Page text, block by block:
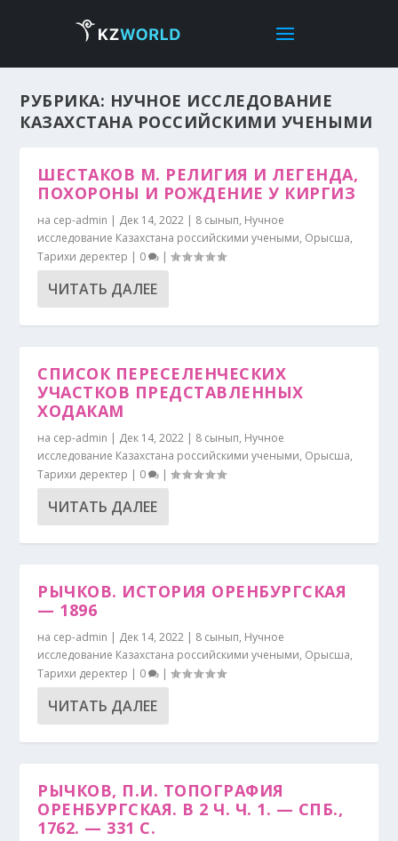
РУБРИКА: НУЧНОЕ ИССЛЕДОВАНИЕ
КАЗАХСТАНА РОССИЙСКИМИ УЧЕНЫМИ
ШЕСТАКОВ М. РЕЛИГИЯ И ЛЕГЕНДА,
ПОХОРОНЫ И РОЖДЕНИЕ У КИРГИЗ
на cep-admin | Дек 14, 2022 | 8 сынып, Нучное
исследование Казахстана российскими учеными, Орысша,
Тарихи деректер | 0 |
ЧИТАТЬ ДАЛЕЕ
СПИСОК ПЕРЕСЕЛЕНЧЕСКИХ
УЧАСТКОВ ПРЕДСТАВЛЕННЫХ
ХОДАКАМ
на cep-admin | Дек 14, 2022 | 8 сынып, Нучное
исследование Казахстана российскими учеными, Орысша,
Тарихи деректер | 0 |
ЧИТАТЬ ДАЛЕЕ
РЫЧКОВ. ИСТОРИЯ ОРЕНБУРГСКАЯ
— 1896
на cep-admin | Дек 14, 2022 | 8 сынып, Нучное
исследование Казахстана российскими учеными, Орысша,
Тарихи деректер | 0 |
ЧИТАТЬ ДАЛЕЕ
РЫЧКОВ, П.И. ТОПОГРАФИЯ
ОРЕНБУРГСКАЯ. В 2 Ч. Ч. 1. — СПБ.,
1762. — 331 C.